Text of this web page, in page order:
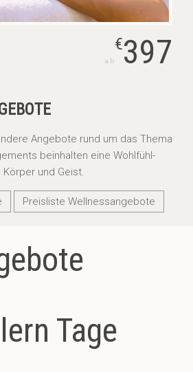
ab
€397
Angebote rund um das Thema
beinhalten eine Wohlfühl-
Körper und Geist.
Preisliste Wellnessangebote
Tage